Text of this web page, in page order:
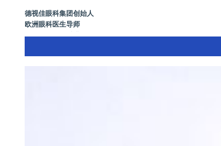
德视佳眼科集团创始人
欧洲眼科医生导师
拥有35年眼科从业经历